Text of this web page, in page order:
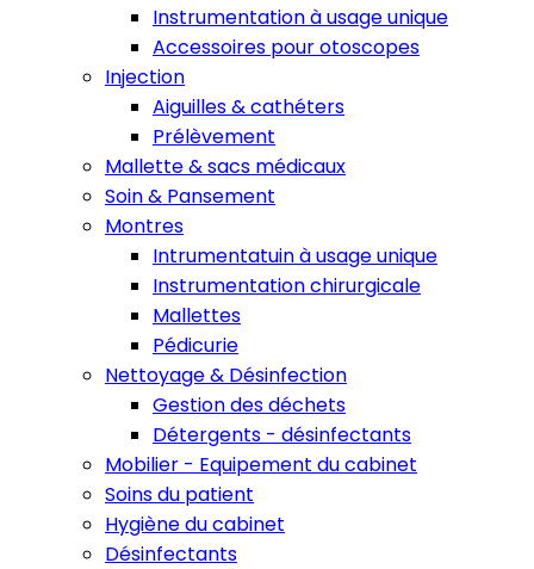
Instrumentation à usage unique
Accessoires pour otoscopes
Injection
Aiguilles & cathéters
Prélèvement
Mallette & sacs médicaux
Soin & Pansement
Montres
Intrumentatuin à usage unique
Instrumentation chirurgicale
Mallettes
Pédicurie
Nettoyage & Désinfection
Gestion des déchets
Détergents - désinfectants
Mobilier - Equipement du cabinet
Soins du patient
Hygiène du cabinet
Désinfectants